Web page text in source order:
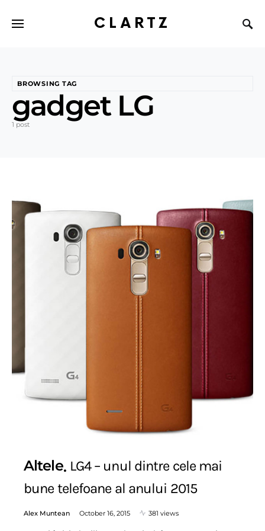
CLARTZ
BROWSING TAG
gadget LG
1 post
Altele LG4 – unul dintre cele mai
bune telefoane al anului 2015
Alex Muntean October 16, 2015 381 views